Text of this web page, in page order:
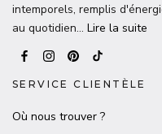
intemporels, remplis
au quotidien… Lire la suite
SERVICE CLIENTÈLE
Où nous trouver ?